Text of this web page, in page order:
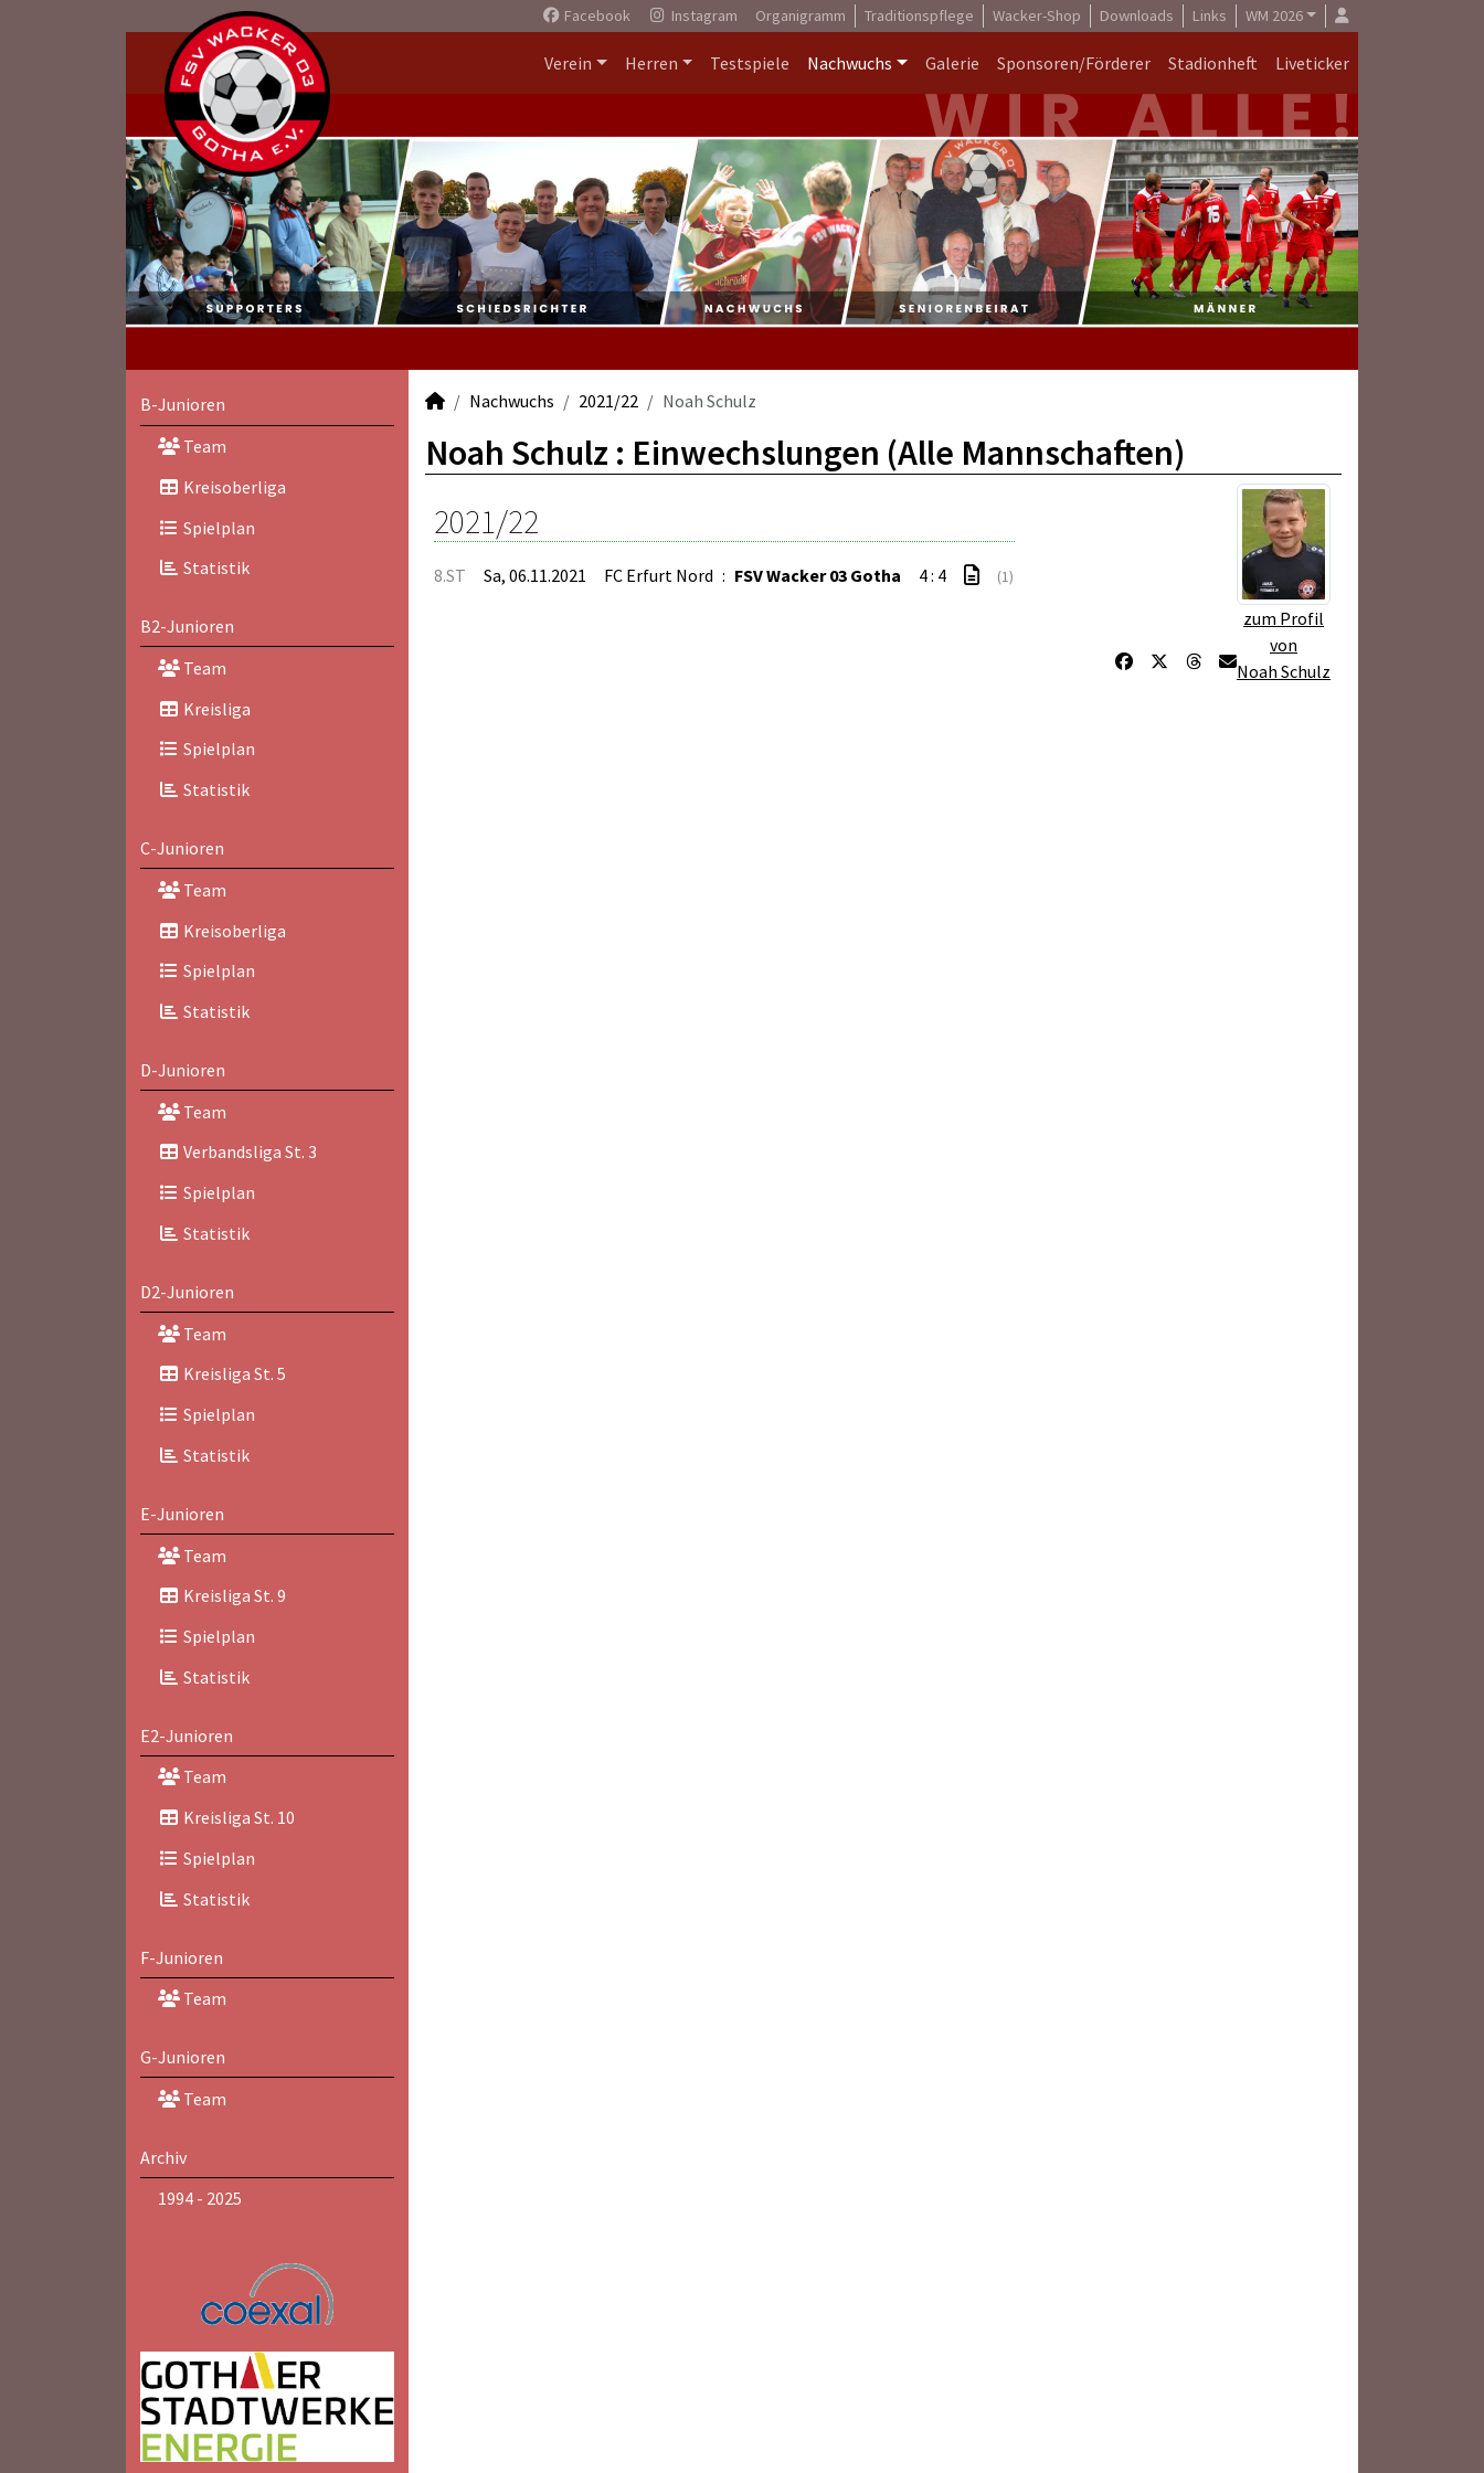
Facebook Instagram Organigramm Traditionspflege Wacker-Shop Downloads Links WM 2026
Verein Herren Testspiele Nachwuchs Galerie Sponsoren/Förderer Stadionheft Liveticker
B-Junioren
Team
Kreisoberliga
Spielplan
Statistik
B2-Junioren
Team
Kreisliga
Spielplan
Statistik
C-Junioren
Team
Kreisoberliga
Spielplan
Statistik
D-Junioren
Team
Verbandsliga St. 3
Spielplan
Statistik
D2-Junioren
Team
Kreisliga St. 5
Spielplan
Statistik
E-Junioren
Team
Kreisliga St. 9
Spielplan
Statistik
E2-Junioren
Team
Kreisliga St. 10
Spielplan
Statistik
F-Junioren
Team
G-Junioren
Team
Archiv
1994 - 2025
Nachwuchs 2021/22 Noah Schulz
Noah Schulz : Einwechslungen (Alle Mannschaften)
zum Profil
von
Noah Schulz
2021/22
8.ST Sa, 06.11.2021 FC Erfurt Nord : FSV Wacker 03 Gotha 4 : 4 (1)